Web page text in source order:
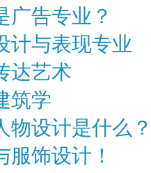
广告专业？
计与表现专业
达艺术
筑学
物设计是什么
服饰设计！